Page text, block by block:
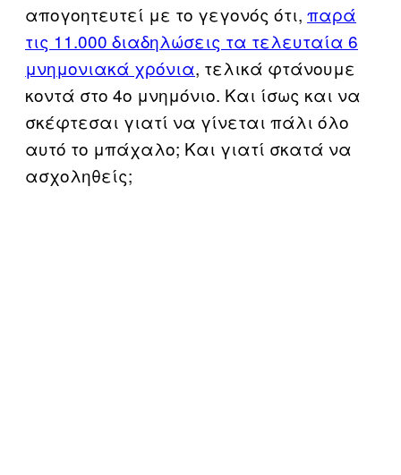
απογοητευτεί με το γεγονός ότι, παρά
τις 11.000 διαδηλώσεις τα τελευταία 6
μνημονιακά χρόνια, τελικά φτάνουμε
κοντά στο 4ο μνημόνιο. Και ίσως και να
σκέφτεσαι γιατί να γίνεται πάλι όλο
αυτό το μπάχαλο; Και γιατί σκατά να
ασχοληθείς;